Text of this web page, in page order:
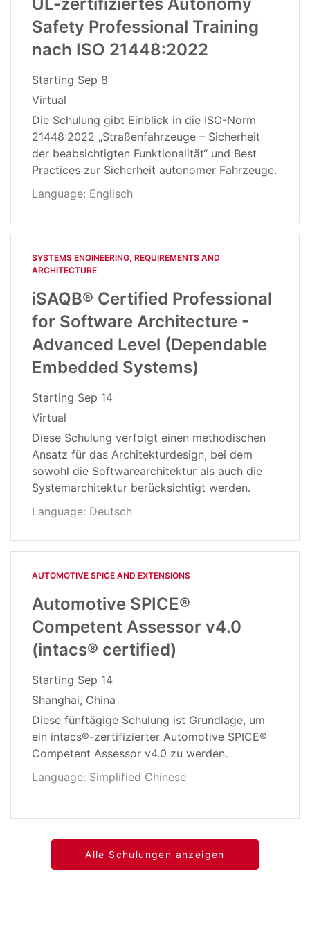
Safety Professional Training
nach ISO 21448:2022
Starting Sep 8
Virtual
Die Schulung gibt Einblick in die ISO-Norm
21448:2022 „Straßenfahrzeuge – Sicherheit
der beabsichtigten Funktionalität“ und Best
Practices zur Sicherheit autonomer Fahrzeuge.
Language: Englisch
SYSTEMS ENGINEERING, REQUIREMENTS AND
ARCHITECTURE​
iSAQB® Certified Professional
for Software Architecture -
Advanced Level (Dependable
Embedded Systems)
Starting Sep 14
Virtual
Diese Schulung verfolgt einen methodischen
Ansatz für das Architekturdesign, bei dem
sowohl die Softwarearchitektur als auch die
Systemarchitektur berücksichtigt werden.
Language: Deutsch
AUTOMOTIVE SPICE AND EXTENSIONS
Automotive SPICE®
Competent Assessor v4.0
(intacs® certified)
Starting Sep 14
Shanghai, China
Diese fünftägige Schulung ist Grundlage, um
ein intacs®-zertifizierter Automotive SPICE®
Competent Assessor v4.0 zu werden.
Language: Simplified Chinese
Alle Schulungen anzeigen